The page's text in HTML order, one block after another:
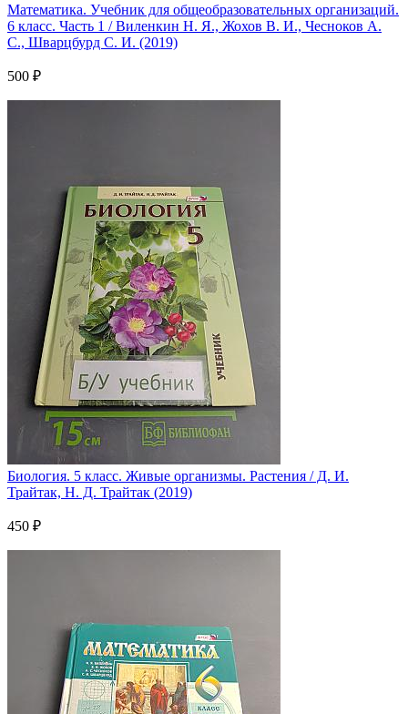
Математика. Учебник для общеобразовательных организаций.
6 класс. Часть 1 / Виленкин Н. Я., Жохов В. И., Чесноков А.
С., Шварцбурд С. И. (2019)
500 ₽
Биология. 5 класс. Живые организмы. Растения / Д. И.
Трайтак, Н. Д. Трайтак (2019)
450 ₽